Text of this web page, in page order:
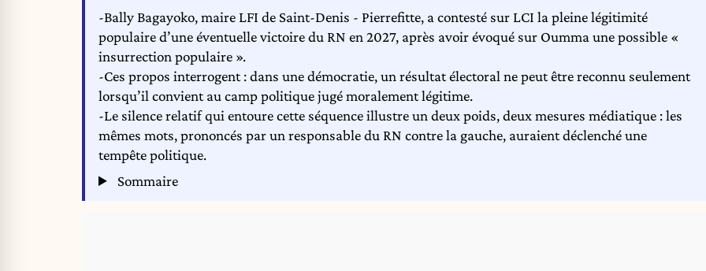
-Bally Bagayoko, maire LFI de Saint-Denis - Pierrefitte, a contesté sur LCI la pleine légitimité
populaire d’une éventuelle victoire du RN en 2027, après avoir évoqué sur Oumma une possible «
insurrection populaire ».
-Ces propos interrogent : dans une démocratie, un résultat électoral ne peut être reconnu seulement
lorsqu’il convient au camp politique jugé moralement légitime.
-Le silence relatif qui entoure cette séquence illustre un deux poids, deux mesures médiatique : les
mêmes mots, prononcés par un responsable du RN contre la gauche, auraient déclenché une
tempête politique.
Sommaire